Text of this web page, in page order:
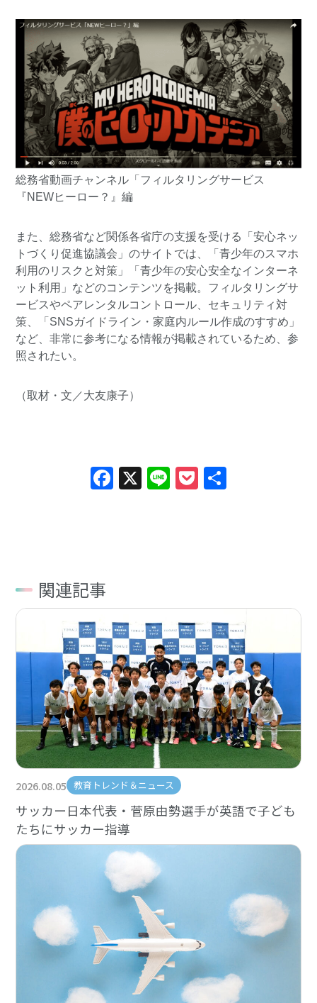
総務省動画チャンネル 「フィルタリングサービス
『NEWヒーロー？』編
また、総務省など関係各省庁の支援を受ける
「安心ネッ
トづくり促進協議会」のサイトでは、「青少年のスマホ
利用のリスクと対策」「青少年の安心安全なインターネ
ット利用」などのコンテンツを掲載。フィルタリングサ
ービスやペアレンタルコントロール、セキュリティ対
策、「SNSガイドライン・家庭内ルール作成のすすめ」
など、非常に参考になる情報が掲載されているため、参
照されたい。
（取材・文／大友康子）
Facebook
X LinePocket
共
関連記事
2026.08.05 教育トレンド＆ニュース
サッカー日本代表・菅原由勢選手が英語で子ども
たちにサッカー指導